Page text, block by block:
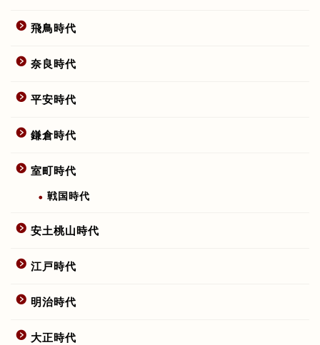
飛鳥時代
奈良時代
平安時代
鎌倉時代
室町時代
戦国時代
安土桃山時代
江戸時代
明治時代
大正時代